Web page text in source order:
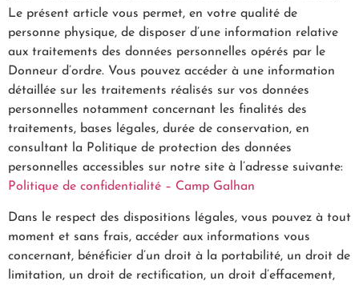
Le présent article vous permet, en votre qualité de
personne physique, de disposer d’une information relative
aux traitements des données personnelles opérés par le
Donneur d’ordre. Vous pouvez accéder à une information
détaillée sur les traitements réalisés sur vos données
personnelles notamment concernant les finalités des
traitements, bases légales, durée de conservation, en
consultant la Politique de protection des données
personnelles accessibles sur notre site à l’adresse suivante:
Politique de confidentialité – Camp Galhan
Dans le respect des dispositions légales, vous pouvez à tout
moment et sans frais, accéder aux informations vous
concernant, bénéficier d’un droit à la portabilité, un droit de
limitation, un droit de rectification, un droit d’effacement,